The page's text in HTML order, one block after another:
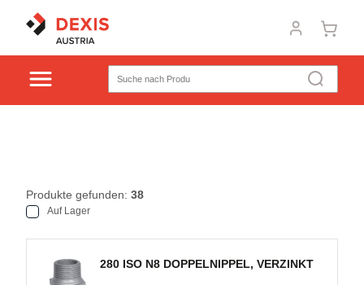
Produkte gefunden: 38
Auf Lager
280 ISO N8 DOPPELNIPPEL, VERZINKT